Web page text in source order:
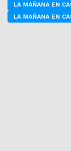
LA MAÑANA EN
LA MAÑANA EN